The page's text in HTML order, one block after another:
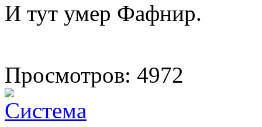
И тут умер Фафнир.
Просмотров: 4972